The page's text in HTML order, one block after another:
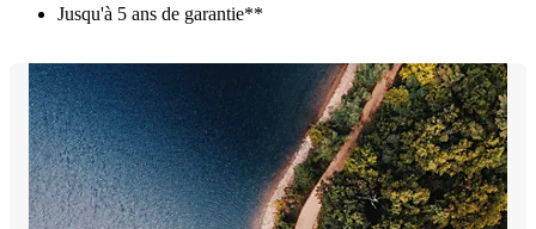
Jusqu'à 5 ans de garantie**